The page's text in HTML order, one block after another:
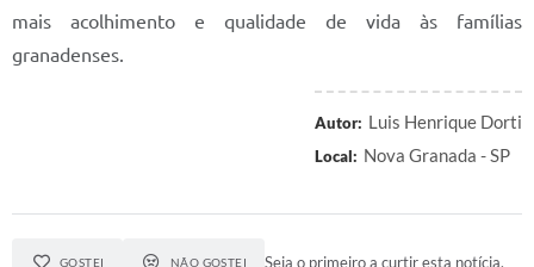
Legislação
A Prefeitura
Audiências Publicas
mais acolhimento e qualidade de vida às famílias
granadenses.
Autor: Luis Henrique Dorti
Local: Nova Granada - SP
GOSTEI NÃO GOSTEI Seja o primeiro a curtir esta notícia.